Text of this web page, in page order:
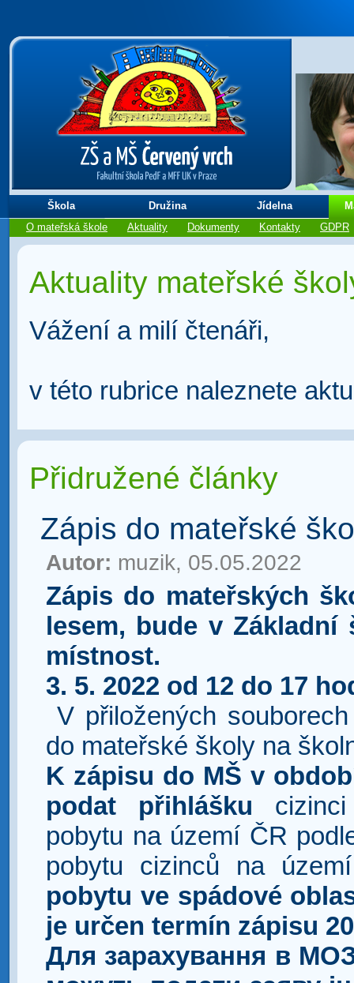
Škola Družina Jídelna
O mateřská škole
Aktuality Dokumenty Kontakty GDPR
Aktuality mateřské
Vážení a milí čtenáři,
v této rubrice naleznete
Přidružené články
Zápis do mateřské
Autor: muzik, 05.05.2022
Zápis do mateřských
lesem, bude v Základní
místnost.
3. 5. 2022 od 12 do 17
V přiložených
do mateřské školy na
K zápisu do MŠ v
podat přihlášku
pobytu na území ČR
pobytu cizinců na
pobytu ve spádové
je určen termín zápisu
Для зарахування в